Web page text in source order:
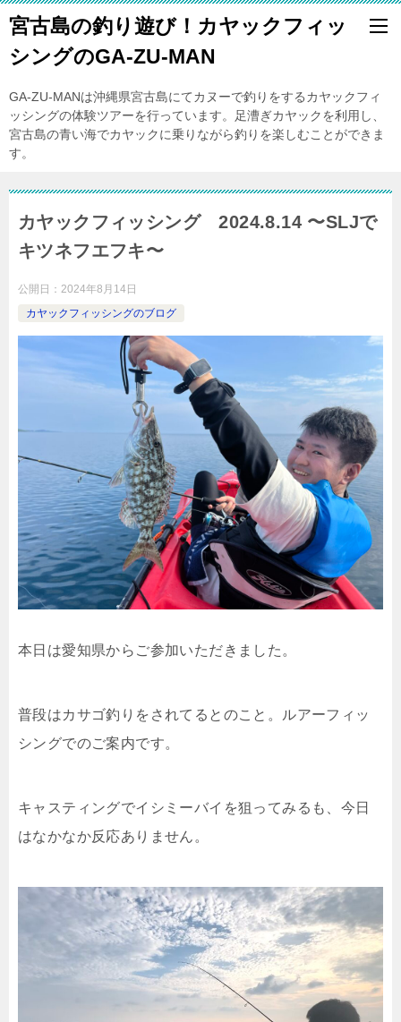
宮古島の釣り遊び！カヤックフィッ
シングのGA-ZU-MAN
GA-ZU-MANは沖縄県宮古島にてカヌーで釣りをするカヤックフィ
ッシングの体験ツアーを行っています。足漕ぎカヤックを利用し、
宮古島の青い海でカヤックに乗りながら釣りを楽しむことができま
す。
カヤックフィッシング 2024.8.14 〜SLJで
キツネフエフキ〜
公開日： 2024年8月14日
カヤックフィッシングのブログ
本日は愛知県からご参加いただきました。
普段はカサゴ釣りをされてるとのこと。ルアーフィッ
シングでのご案内です。
キャスティングでイシミーバイを狙ってみるも、今日
はなかなか反応ありません。